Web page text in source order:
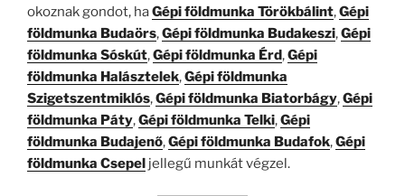
okoznak gondot, haGépi földmunka Törökbálint,Gépi
földmunka Budaörs,Gépi földmunka Budakeszi,Gépi
földmunka Sóskút,Gépi földmunka Érd,Gépi
földmunka Halásztelek,Gépi földmunka
Szigetszentmiklós,Gépi földmunka Biatorbágy,Gépi
földmunka Páty,Gépi földmunka Telki,Gépi
földmunka Budajenő,Gépi földmunka Budafok,Gépi
földmunka Csepel jellegű munkát végzel.